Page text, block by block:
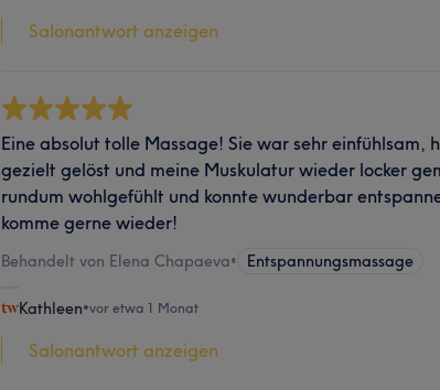
Salonantwort anzeigen
Eine absolut tolle Massage! Sie war sehr einfühlsam,
gezielt gelöst und meine Muskulatur wieder locker
rundum wohlgefühlt und konnte wunderbar
komme gerne wieder!
Behandelt von Elena Chapaeva• Entspannungsmassage
Kathleen•vor etwa 1 Monat
Salonantwort anzeigen